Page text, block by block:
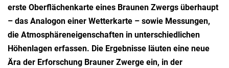
erste Oberflächenkarte eines Braunen Zwergs überhaupt
– das Analogon einer Wetterkarte – sowie Messungen,
die Atmosphäreneigenschaften in unterschiedlichen
Höhenlagen erfassen. Die Ergebnisse läuten eine neue
Ära der Erforschung Brauner Zwerge ein, in der